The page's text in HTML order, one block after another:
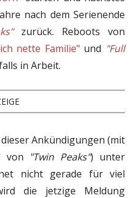
nach dem Serienende
zurück. Reboots von
nette Familie" und "Full
in Arbeit.
Ankündigungen (mit
von "Twin Peaks") unter
nicht gerade für viel
die jetzige Meldung